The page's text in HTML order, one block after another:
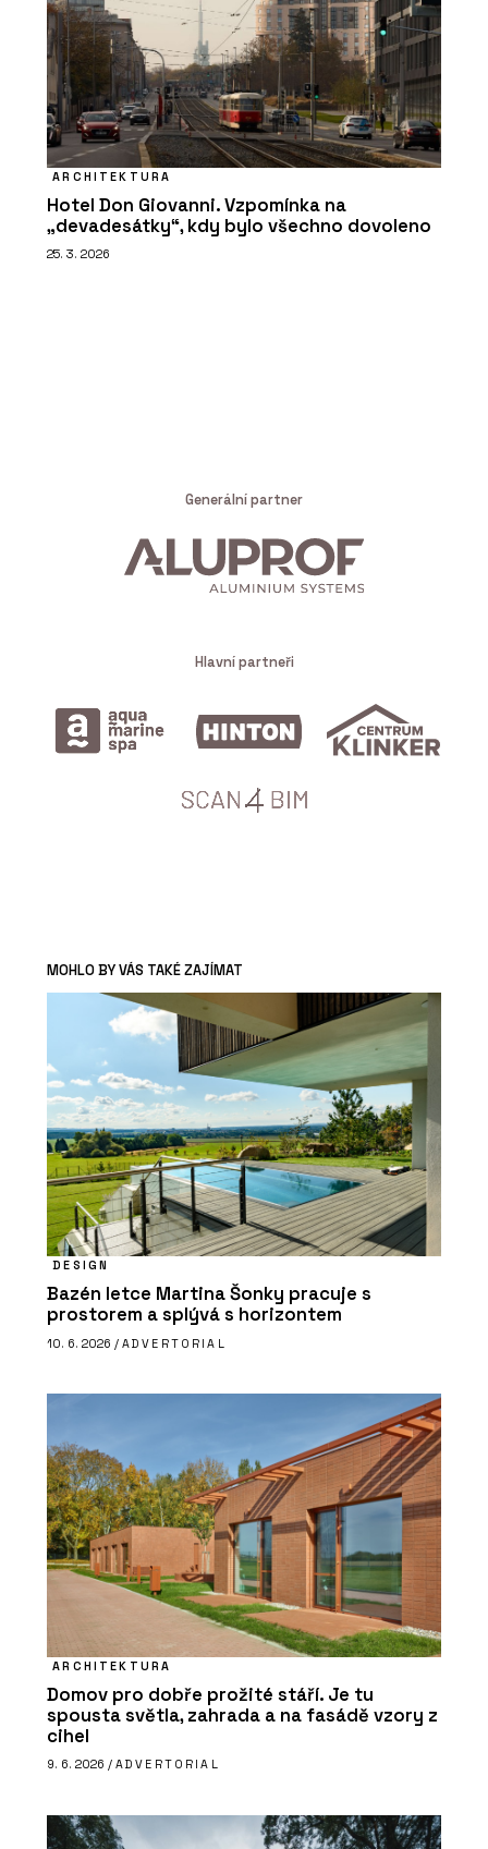
ARCHITEKTURA
Hotel Don Giovanni. Vzpomínka na
„devadesátky“, kdy bylo všechno dovoleno
25. 3. 2026
Generální partner
Hlavní partneři
MOHLO BY VÁS TAKÉ ZAJÍMAT
DESIGN
Bazén letce Martina Šonky pracuje s
prostorem a splývá s horizontem
10. 6. 2026 / ADVERTORIAL
ARCHITEKTURA
Domov pro dobře prožité stáří. Je tu
spousta světla, zahrada a na fasádě vzory z
cihel
9. 6. 2026 / ADVERTORIAL